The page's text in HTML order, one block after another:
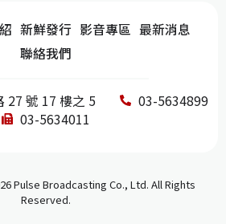
新鮮發行 影音專區 最新消息
聯絡我們
27 號 17 樓之 5
03-5634899
03-5634011
Pulse Broadcasting Co., Ltd. All Rights
Reserved.